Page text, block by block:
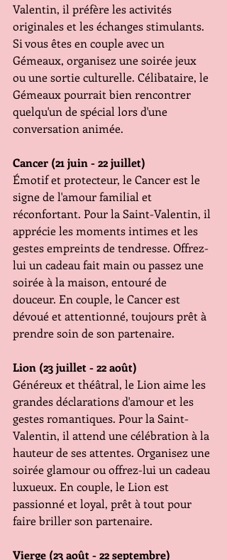
Valentin, il préfère les activités
originales et les échanges stimulants.
Si vous êtes en couple avec un
Gémeaux, organisez une soirée jeux
ou une sortie culturelle. Célibataire, le
Gémeaux pourrait bien rencontrer
quelqu'un de spécial lors d'une
conversation animée.
Cancer (21 juin - 22 juillet)
Émotif et protecteur, le Cancer est le
signe de l'amour familial et
réconfortant. Pour la Saint-Valentin, il
apprécie les moments intimes et les
gestes empreints de tendresse. Offrez-
lui un cadeau fait main ou passez une
soirée à la maison, entouré de
douceur. En couple, le Cancer est
dévoué et attentionné, toujours prêt à
prendre soin de son partenaire.
Lion (23 juillet - 22 août)
Généreux et théâtral, le Lion aime les
grandes déclarations d'amour et les
gestes romantiques. Pour la Saint-
Valentin, il attend une célébration à la
hauteur de ses attentes. Organisez une
soirée glamour ou offrez-lui un cadeau
luxueux. En couple, le Lion est
passionné et loyal, prêt à tout pour
faire briller son partenaire.
Vierge (23 août - 22 septembre)